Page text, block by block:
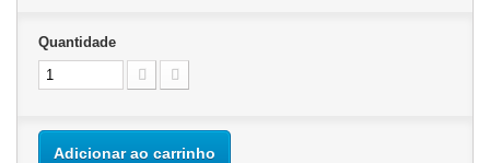
Quantidade
Adicionar ao carrinho